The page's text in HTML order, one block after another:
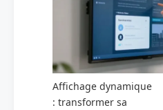
Affichage dynamique
: transformer sa